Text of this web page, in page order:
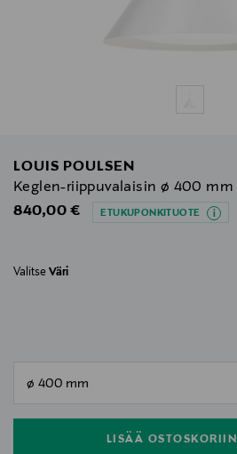
LOUIS POULSEN
Keglen-riippuvalaisin ø 400 mm
Original Price
840,00 € ETUKUPONKITUOTE
Valitse Väri
LISÄÄ OSTOSKORIIN